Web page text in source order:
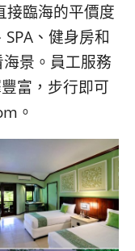
接臨海的平價度
、健身房和
景。員工服務
富，步行即可
。